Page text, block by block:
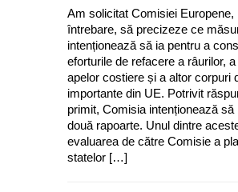
Am solicitat Comisiei Europene,
întrebare, să precizeze ce
intenționează să ia pentru a
eforturile de refacere a râurilor,
apelor costiere și a altor corpuri
importante din UE. Potrivit
primit, Comisia intenționează să
două rapoarte. Unul dintre
evaluarea de către Comisie a
statelor […]